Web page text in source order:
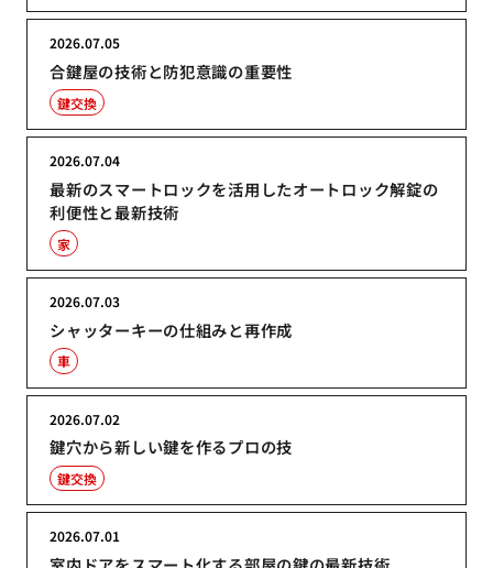
合鍵屋の技術と防犯意識の重要性
2026.07.05
鍵交換
最新のスマートロックを活用したオートロック解錠の
利便性と最新技術
2026.07.04
家
シャッターキーの仕組みと再作成
2026.07.03
車
鍵穴から新しい鍵を作るプロの技
2026.07.02
鍵交換
2026.07.01